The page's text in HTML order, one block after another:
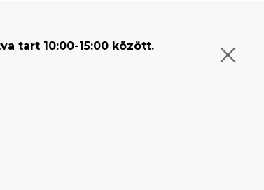
tart 10:00-15:00 között.